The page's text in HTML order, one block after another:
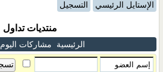
الإستايل الرئيسي التسجيل
منتديات تداول
الرئيسية مشاركات اليوم